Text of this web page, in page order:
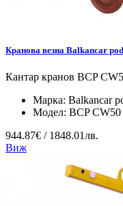
Кранова везна Balkancar
Кантар кранов BCP
Марка: Balkancar
Модел: BCP CW50
944.87€ / 1848.01лв.
Виж